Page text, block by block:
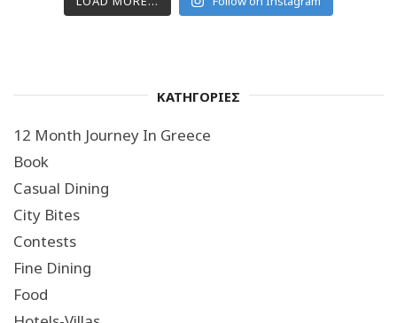
ΚΑΤΗΓΟΡΙΕΣ
12 Month Journey In Greece
Book
Casual Dining
City Bites
Contests
Fine Dining
Food